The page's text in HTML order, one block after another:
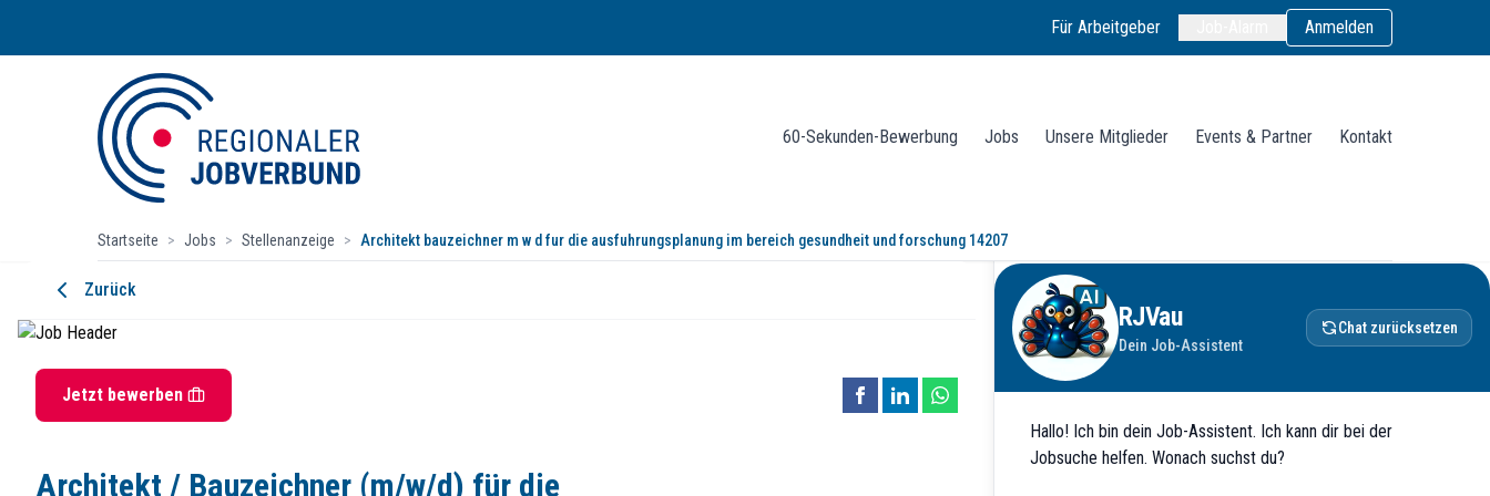
Für Arbeitgeber Anmelden
60-Sekunden-Bewerbung Jobs Unsere Mitglieder Events & Partner Kontakt
Startseite > Jobs > Stellenanzeige > Architekt bauzeichner m w d fur die ausfuhrungsplanung im bereich gesundheit und forschung 14207
Architekt / Bauzeichner (m/w/d) für die Ausführungsplanung im Bereich Gesundheit und Forschung
KLEUSBERG Gruppe
Vollzeit
KLEUSBERG zählt seit über 75 Jahren zu den führenden Unternehmen im modularen Bauen. Wir realisieren moderne und nachhaltige Gebäude für Schulen, Kitas, Kliniken, Labore, Büro- und Verwaltungsbauten
Zurück
Jetzt bewerben
Architekt / Bauzeichner (m/w/d) für die
RJVau
Dein Job-Assistent
Chat zurücksetzen
Hallo! Ich bin dein Job-Assistent. Ich kann dir bei der
Jobsuche helfen. Wonach suchst du?